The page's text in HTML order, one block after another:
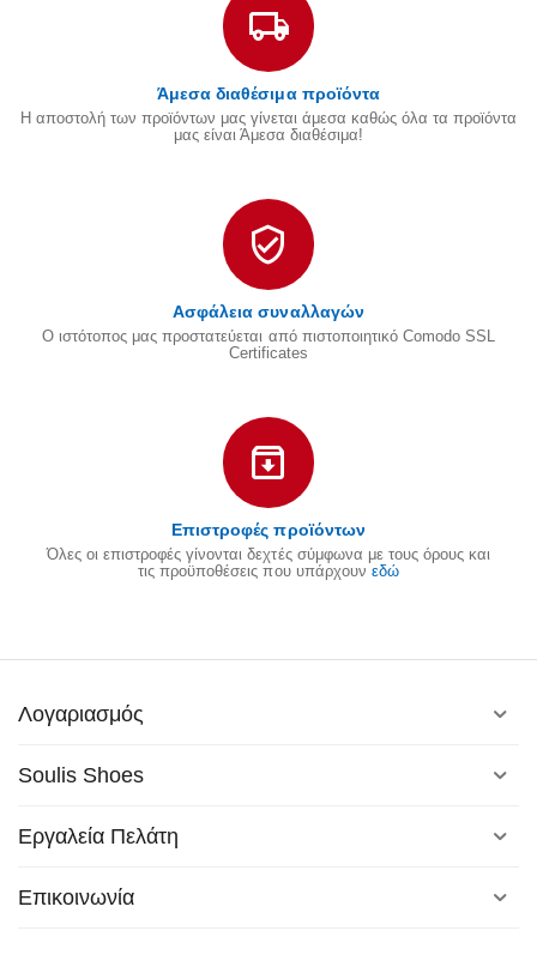
Άμεσα διαθέσιμα προϊόντα
Η αποστολή των προϊόντων μας γίνεται άμεσα καθώς όλα τα προϊόντα
μας είναι Άμεσα διαθέσιμα!
Ασφάλεια συναλλαγών
Ο ιστότοπος μας προστατεύεται από πιστοποιητικό Comodo SSL
Certificates
Επιστροφές προϊόντων
Όλες οι επιστροφές γίνονται δεχτές σύμφωνα με τους όρους και
τις προϋποθέσεις που υπάρχουν εδώ
Λογαριασμός
Soulis Shoes
Εργαλεία Πελάτη
Επικοινωνία